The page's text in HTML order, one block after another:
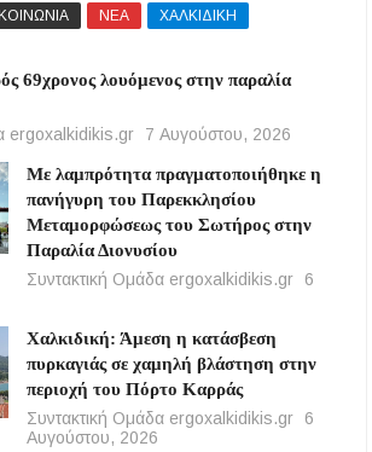
ΚΟΙΝΩΝΙΑ ΝΕΑ
ΧΑΛΚΙΔΙΚΗ
69χρονος λουόμενος στην παραλία
ergoxalkidikis.gr
7 Αυγούστου, 2026
Με λαμπρότητα πραγματοποιήθηκε η
πανήγυρη του Παρεκκλησίου
Μεταμορφώσεως του Σωτήρος στην
Παραλία Διονυσίου
Συντακτική Ομάδα ergoxalkidikis.gr
6
Χαλκιδική: Άμεση η κατάσβεση
πυρκαγιάς σε χαμηλή βλάστηση στην
περιοχή του Πόρτο Καρράς
Συντακτική Ομάδα ergoxalkidikis.gr
6
Αυγούστου, 2026